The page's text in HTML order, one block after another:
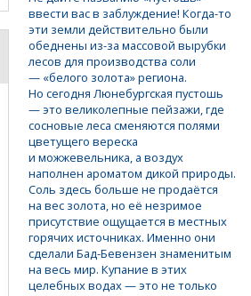
ввести вас в заблуждение! Когда-то
эти земли действительно были
обеднены из-за массовой вырубки
лесов для производства соли
— «белого золота» региона.
Но сегодня Люнебургская пустошь
— это великолепные пейзажи, где
сосновые леса сменяются полями
цветущего вереска
и можжевельника, а воздух
наполнен ароматом дикой природы.
Соль здесь больше не продаётся
на вес золота, но её незримое
присутствие ощущается в местных
горячих источниках. Именно они
сделали Бад-Бевензен знаменитым
на весь мир. Купание в этих
целебных водах — это не только